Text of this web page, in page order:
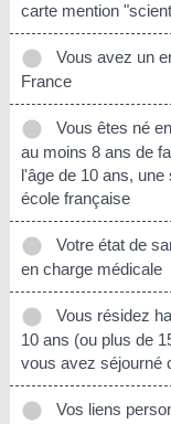
carte mention
Vous avez un
France
Vous êtes né
au moins 8 ans de
l'âge de 10 ans,
école française
Votre état de
en charge médicale
Vous résidez
10 ans (ou plus de
vous avez séjourné
Vos liens